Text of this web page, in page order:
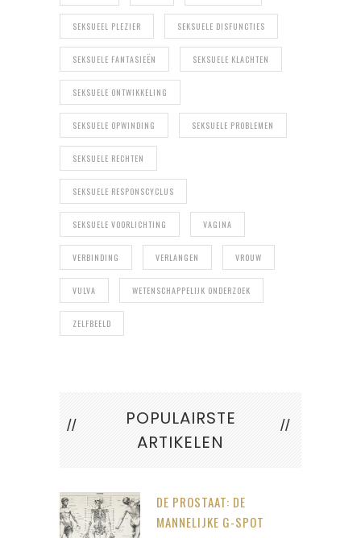
SEKSUEEL PLEZIER SEKSUELE DISFUNCTIES
SEKSUELE FANTASIEËN SEKSUELE KLACHTEN
SEKSUELE ONTWIKKELING
SEKSUELE OPWINDING SEKSUELE PROBLEMEN
SEKSUELE RECHTEN
SEKSUELE RESPONSCYCLUS
SEKSUELE VOORLICHTING VAGINA
VERBINDING VERLANGEN VROUW
VULVA WETENSCHAPPELIJK ONDERZOEK
ZELFBEELD
POPULAIRSTE
ARTIKELEN
DE PROSTAAT: DE
MANNELIJKE G-SPOT